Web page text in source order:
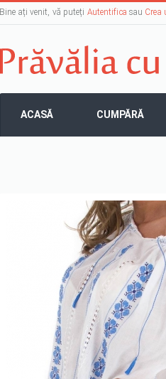
Bine ați venit, vă puteți Autentifica sau Crea
ACASĂ CUMPĂRĂ